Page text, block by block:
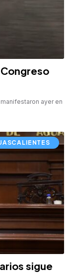
ayer en
sigue